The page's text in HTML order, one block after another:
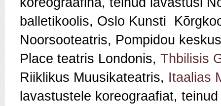
balletikoolis, Oslo Kunsti
Noorsooteatris, Pompidou
Place teatris Londonis, Thbilisis
Riiklikus Muusikateatris, Itaalias
lavastustele koreograafiat,